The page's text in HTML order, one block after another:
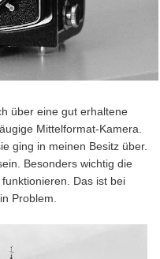
über eine gut erhaltene
Mittelformat-Kamera.
ging in meinen Besitz über.
Besonders wichtig die
Das ist bei
Problem.